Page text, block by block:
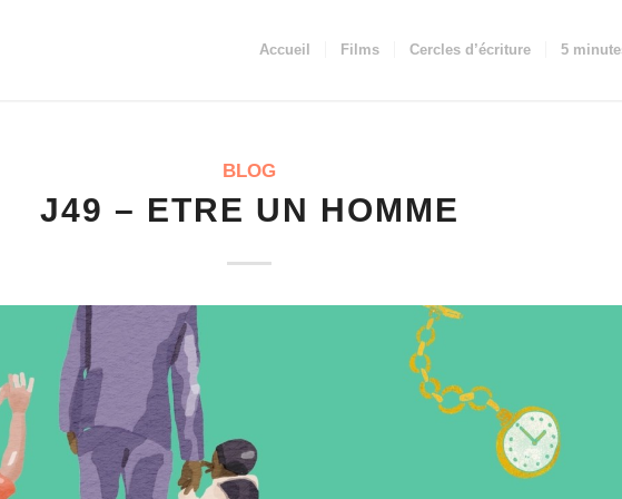
Accueil Films Cercles d’écriture 5
BLOG
J49 – ETRE UN HOMME